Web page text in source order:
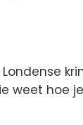
weet hoe